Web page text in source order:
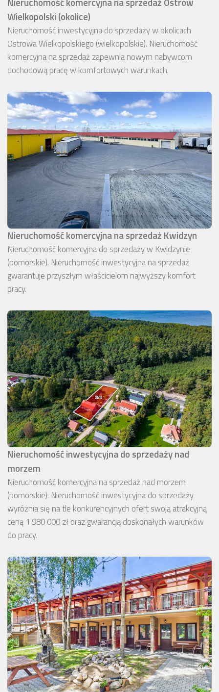
Wielkopolski (okolice)
Nieruchomość inwestycyjna do sprzedaży w okolicach
Ostrowa Wielkopolskiego (wielkopolskie). Nieruchomość
komercyjna na sprzedaż zapewnia nowym nabywcom
dochodową pracę w komfortowych warunkach.
Nieruchomość komercyjna na sprzedaż Kwidzyn
Nieruchomość komercyjna do sprzedaży w Kwidzynie
(pomorskie). Nieruchomość inwestycyjna na sprzedaż
gwarantuje przyszłym właścicielom najwyższy komfort
pracy.
Nieruchomość inwestycyjna do sprzedaży nad
morzem
Nieruchomość komercyjna na sprzedaż nad morzem
(pomorskie). Nieruchomość inwestycyjna do sprzedaży
wyróżnia się na tle konkurencyjnych ofert swoją atrakcyjną
ceną 1 980 000 zł oraz gwarancją doskonałych warunków
do pracy.